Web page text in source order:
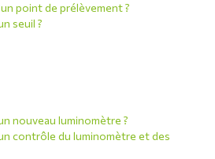
point de prélèvement ?
seuil ?
nouveau luminomètre ?
contrôle du luminomètre et des